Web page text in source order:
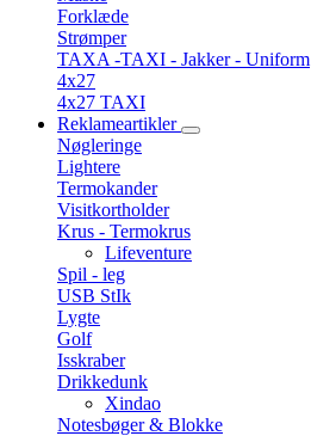
Forklæde
Strømper
TAXA -TAXI - Jakker - Uniform
4x27
4x27 TAXI
Reklameartikler
Nøgleringe
Lightere
Termokander
Visitkortholder
Krus - Termokrus
Lifeventure
Spil - leg
USB StIk
Lygte
Golf
Isskraber
Drikkedunk
Xindao
Notesbøger & Blokke